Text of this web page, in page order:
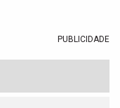
PUBLICIDADE